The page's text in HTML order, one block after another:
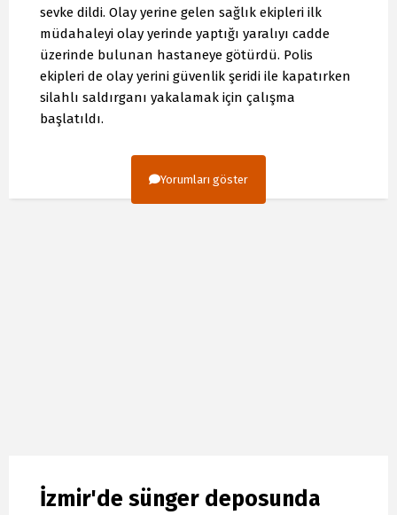
sevke dildi. Olay yerine gelen sağlık ekipleri ilk
müdahaleyi olay yerinde yaptığı yaralıyı cadde
üzerinde bulunan hastaneye götürdü. Polis
ekipleri de olay yerini güvenlik şeridi ile kapatırken
silahlı saldırganı yakalamak için çalışma
başlatıldı.
Yorumları göster
İzmir'de sünger deposunda